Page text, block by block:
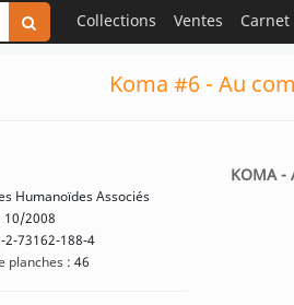
Collections Ventes Carnet
Koma #6 - Au
Humanoïdes Associés
10/2008
2-73162-188-4
planches : 46
KOMA -